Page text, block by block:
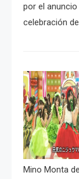
por el
celebración
Mino Monta